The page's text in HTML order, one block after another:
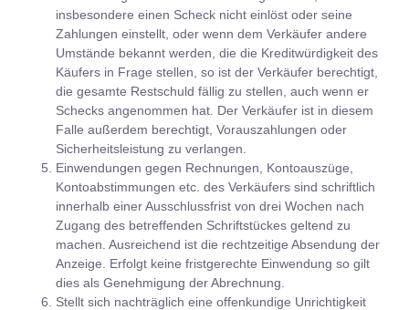
insbesondere einen Scheck nicht einlöst oder seine
Zahlungen einstellt, oder wenn dem Verkäufer andere
Umstände bekannt werden, die die Kreditwürdigkeit des
Käufers in Frage stellen, so ist der Verkäufer berechtigt,
die gesamte Restschuld fällig zu stellen, auch wenn er
Schecks angenommen hat. Der Verkäufer ist in diesem
Falle außerdem berechtigt, Vorauszahlungen oder
Sicherheitsleistung zu verlangen.
Einwendungen gegen Rechnungen, Kontoauszüge,
Kontoabstimmungen etc. des Verkäufers sind schriftlich
innerhalb einer Ausschlussfrist von drei Wochen nach
Zugang des betreffenden Schriftstückes geltend zu
machen. Ausreichend ist die rechtzeitige Absendung der
Anzeige. Erfolgt keine fristgerechte Einwendung so gilt
dies als Genehmigung der Abrechnung.
Stellt sich nachträglich eine offenkundige Unrichtigkeit